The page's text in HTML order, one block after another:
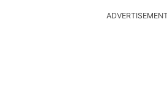
ADVERTISEMENT